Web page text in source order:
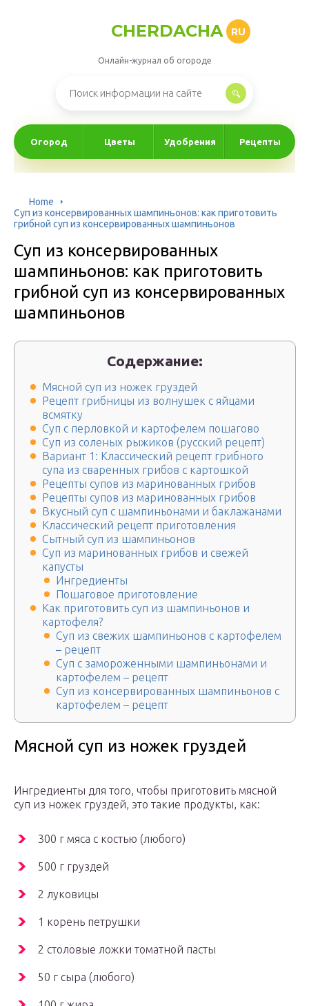
CHERDACHA RU
Онлайн-журнал об огороде
Огород Цветы Удобрения Рецепты
Home
Суп из консервированных шампиньонов: как приготовить
грибной суп из консервированных шампиньонов
Суп из консервированных
шампиньонов: как приготовить
грибной суп из консервированных
шампиньонов
Содержание:
Мясной суп из ножек груздей
Рецепт грибницы из волнушек с яйцами
всмятку
Суп с перловкой и картофелем пошагово
Суп из соленых рыжиков (русский рецепт)
Вариант 1: Классический рецепт грибного
супа из сваренных грибов с картошкой
Рецепты супов из маринованных грибов
Рецепты супов из маринованных грибов
Вкусный суп с шампиньонами и баклажанами
Классический рецепт приготовления
Сытный суп из шампиньонов
Суп из маринованных грибов и свежей
капусты
Ингредиенты
Пошаговое приготовление
Как приготовить суп из шампиньонов и
картофеля?
Суп из свежих шампиньонов с картофелем
– рецепт
Суп с замороженными шампиньонами и
картофелем – рецепт
Суп из консервированных шампиньонов с
картофелем – рецепт
Мясной суп из ножек груздей
Ингредиенты для того, чтобы приготовить мясной
суп из ножек груздей, это такие продукты, как:
300 г мяса с костью (любого)
500 г груздей
2 луковицы
1 корень петрушки
2 столовые ложки томатной пасты
50 г сыра (любого)